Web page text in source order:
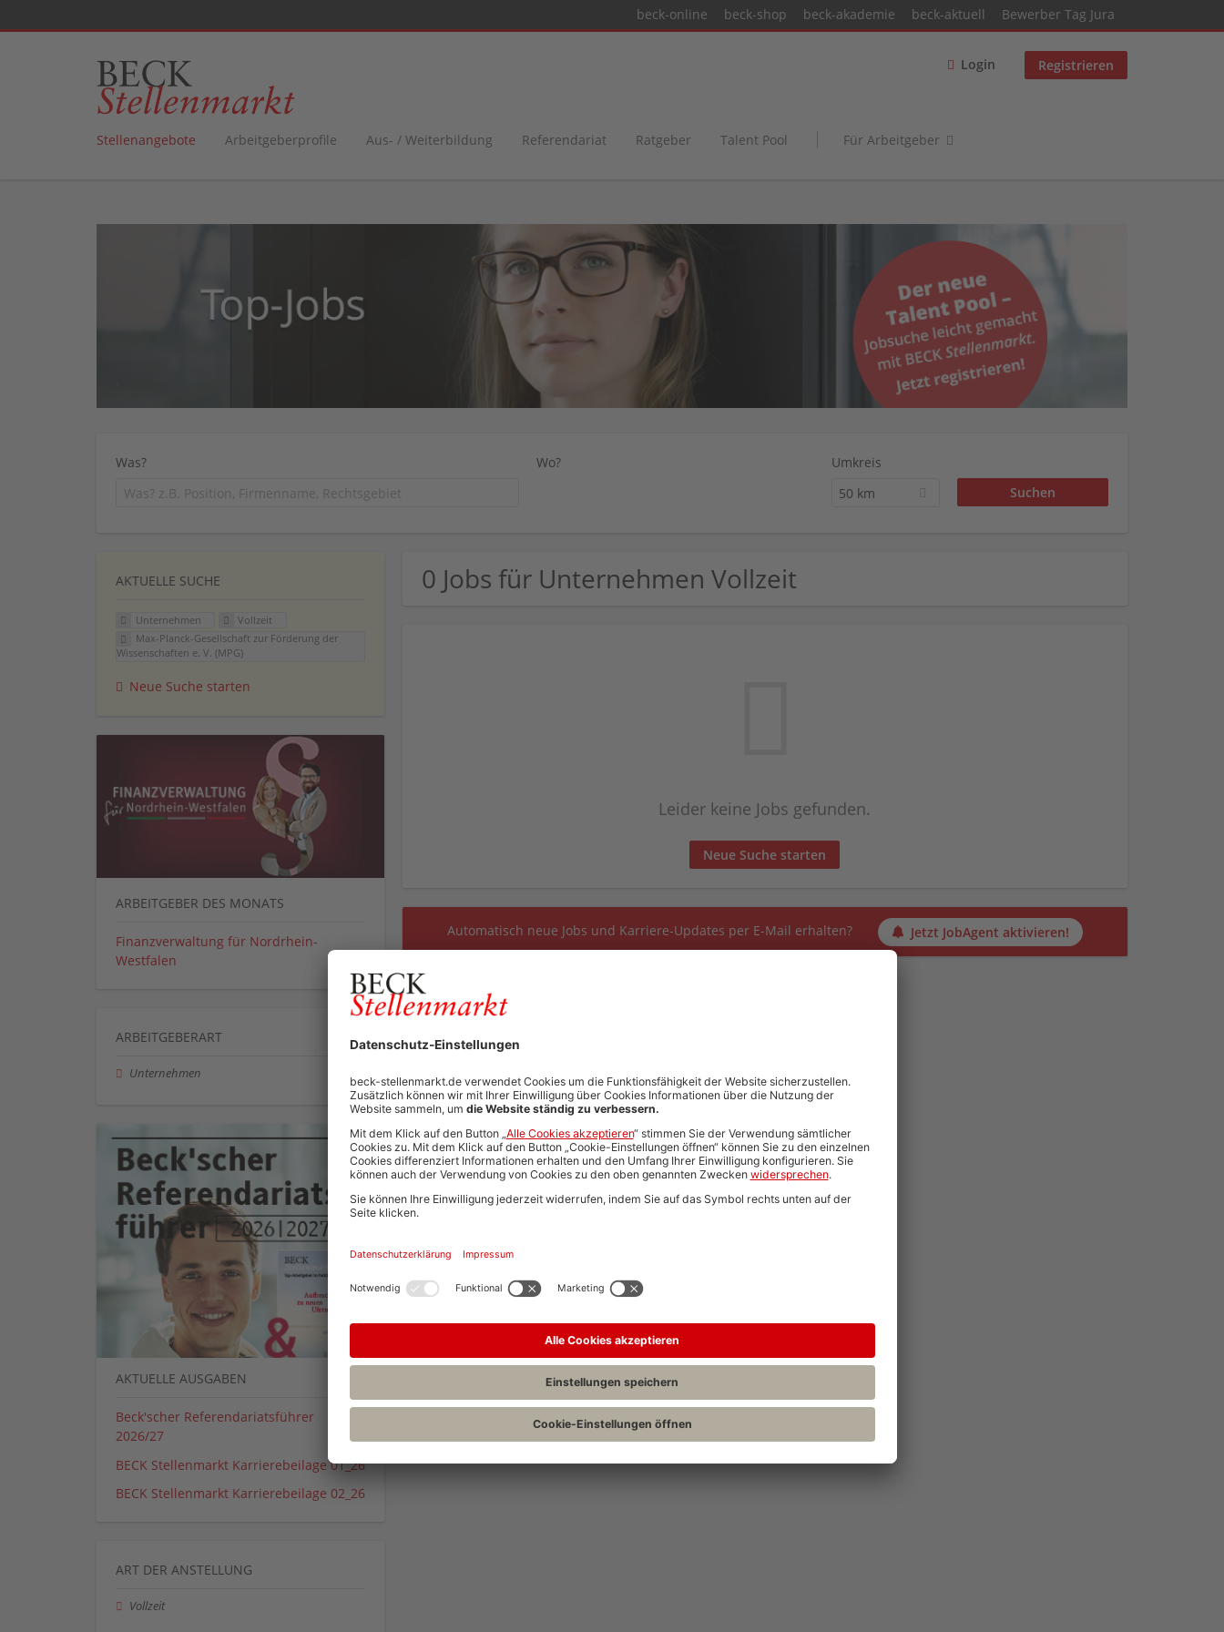
beck-online beck-shop beck-akademie beck-aktuell Bewerber Tag Jura
Login Registrieren
Stellenangebote Arbeitgeberprofile Aus- / Weiterbildung Referendariat Ratgeber Talent Pool Für Arbeitgeber
Was? Wo?
Umkreis
50 km
0 Jobs für Unternehmen Vollzeit
Leider keine Jobs gefunden.
Neue Suche starten
Automatisch neue Jobs und Karriere-Updates per E-Mail erhalten? Jetzt JobAgent aktivieren!
AKTUELLE SUCHE
Unternehmen
Vollzeit
Max-Planck-Gesell­schaft zur Förderung der
Wissenschaften e. V. (MPG)
Neue Suche starten
ARBEITGEBER DES MONATS
Finanzverwaltung für Nordrhein-
Westfalen
ARBEITGEBERART
Unternehmen
AKTUELLE AUSGABEN
Beck'scher Referendariatsführer
2026/27
BECK Stellenmarkt Karrierebeilage 01_26
BECK Stellenmarkt Karrierebeilage 02_26
ART DER ANSTELLUNG
Vollzeit